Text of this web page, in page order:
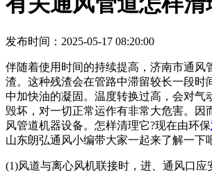
发布时间：2025-05-17 08:20:00
伴随着使用时间的持续提高，济南市通风
渣。这种残渣会在管路中滞留较长一段时
中加快油的凝固。温度转换过高，会对气
毁坏，对一切正常运作有非常大危害。因
风管道机器设备。怎样清理它?现在由环保
山东朗弘通风小编带大家一起来了解一下
(1)风道与离心风机联接时，进、通风口应